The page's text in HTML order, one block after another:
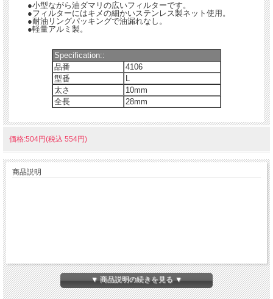
●小型ながら油ダマリの広いフィルターです。
●フィルターにはキメの細かいステンレス製ネット使用。
●耐油リングパッキングで油漏れなし。
●軽量アルミ製。
Specification::
品番
4106
型番
L
太さ
10mm
全長
28mm
価格:504円(税込 554円)
商品説明
▼ 商品説明の続きを見る ▼